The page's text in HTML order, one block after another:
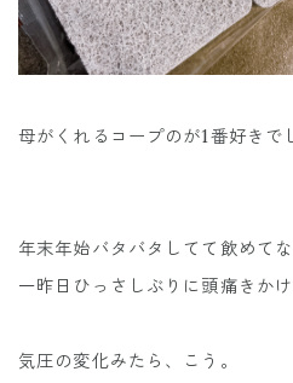
母がくれるコープのが1番好きで
年末年始バタバタしてて飲めてな
一昨日ひっさしぶりに頭痛きか
気圧の変化みたら、こう。